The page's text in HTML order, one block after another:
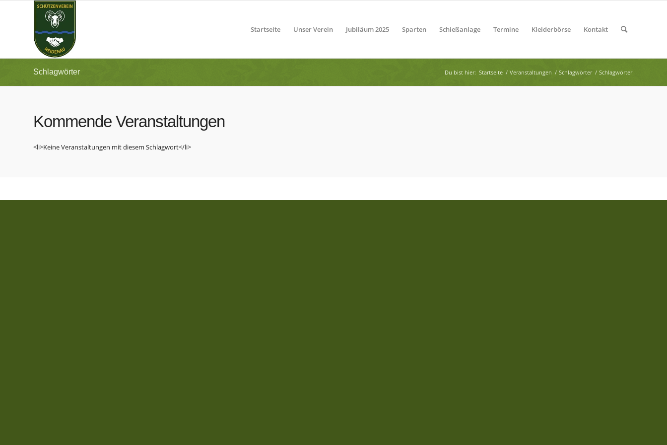
Startseite Unser Verein Jubiläum 2025 Sparten Schießanlage Termine Kleiderbörse Kontakt
Schlagwörter Du bist hier: Startseite / Veranstaltungen / Schlagwörter / Schlagwörter
Kommende Veranstaltungen
<li>Keine Veranstaltungen mit diesem Schlagwort</li>